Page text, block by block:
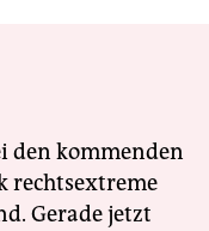
den kommenden
rechtsextreme
Gerade jetzt